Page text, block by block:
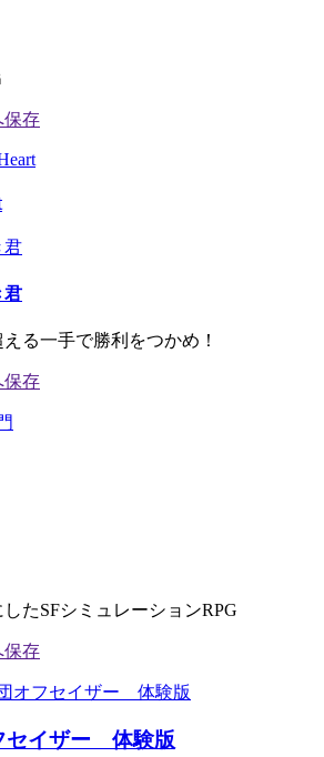
君
君
る一手で勝利をつかめ！
たSFシミュレーションRPG
セイザー 体験版